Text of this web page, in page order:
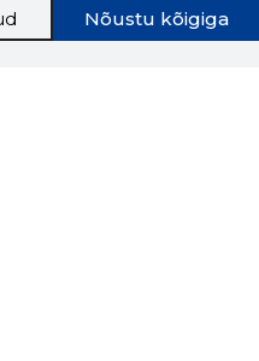
Nõustu kõigiga